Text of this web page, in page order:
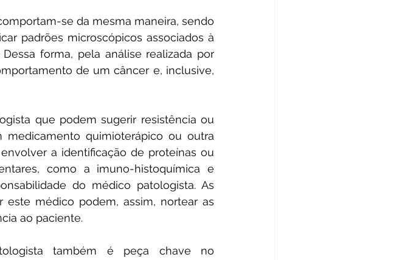
se da mesma maneira, sendo
padrões microscópicos associados à
forma, pela análise realizada por
de um câncer e, inclusive,
que podem sugerir resistência ou
quimioterápico ou outra
a identificação de proteínas ou
como a imuno-histoquímica e
do médico patologista. As
médico podem, assim, nortear as
ao paciente.
também é peça chave no